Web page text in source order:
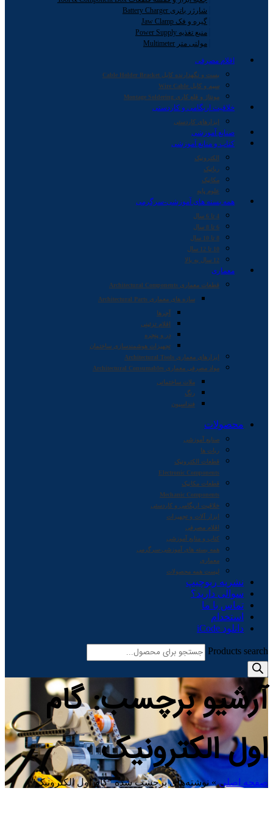
شارژر باتری Battery Charger
گیره و فک Jaw Clamp
منبع تغذیه Power Supply
مولتی متر Multimeter
اقلام مصرفی
بست و نگهدارنده کابل Cable Holder Bracket
سیم و کابل Wire Cable
مونتاژ و قلع کاری Montage Soldering
خلاقیت اریگامی و کاردستی
ابزارهای کاردستی
صنایع آموزشی
کتاب و منابع آموزشی
الکترونیک
رباتیک
مکانیک
علوم پایه
همه بسته های آموزشی-سرگرمی
4 تا 6 سال
6 تا 8 سال
8 تا 10 سال
10 تا 12 سال
12 سال به بالا
معماری
قطعات معماری Architectural Components
سازه های معماری Architectural Parts
آجرها
اقلام تزئینی
در و پنجره
تجهیزات هوشمندسازی ساختمان
ابزارهای معماری Architectural Tools
مواد مصرفی معماری Architectural Consumables
ملات ساختمانی
رنگ
فنداسیون
محصولات
صنایع آموزشی
ربات ها
قطعات الکترونیک
Electronic Components
قطعات مکانیک
Mechanic Components
خلاقیت اریگامی و کاردستی
ابزار آلات و تجهیزات
اقلام مصرفی
کتاب و منابع آموزشی
همه بسته های آموزشی-سرگرمی
معماری
لیست همه محصولات
نشریه ربوچیپ
سوالی دارید؟
تماس با ما
استخدام
دانلود iCode
Products search
آرشیو برچسب: گام
اول الکترونیک
صفحه اصلی»نوشته‌های برچسب شده "گام اول الکترونیک"